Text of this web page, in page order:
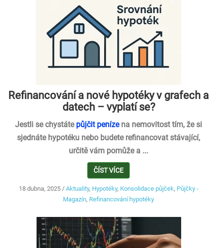
Refinancování a nové hypotéky v grafech a
datech – vyplatí se?
Jestli se chystáte půjčit penízena nemovitost tím, že si
sjednáte hypotéku nebo budete refinancovat stávající,
určitě vám pomůže a ...
ČÍST VÍCE
18 dubna, 2025/ Aktuality, Hypotéky, Konsolidace půjček, Půjčky -
Magazín, Refinancování hypotéky